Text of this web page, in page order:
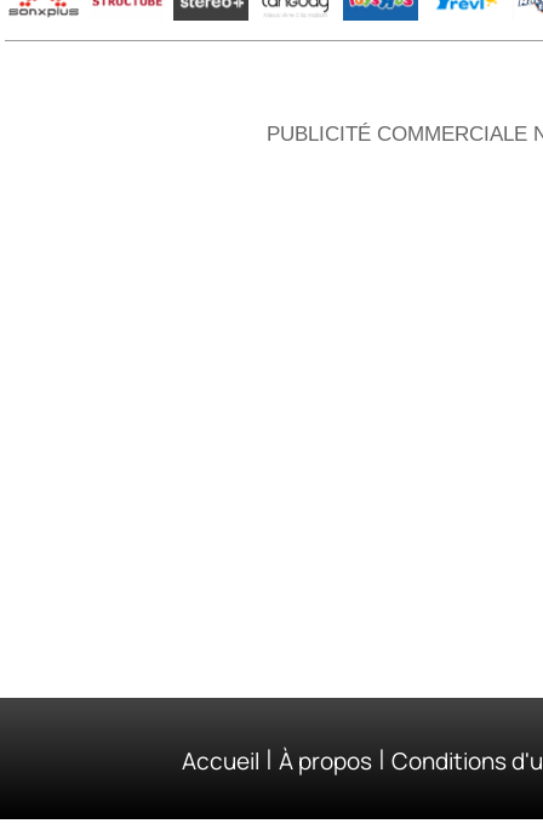
PUBLICITÉ COMMERCIALE
Accueil | À propos| Conditions